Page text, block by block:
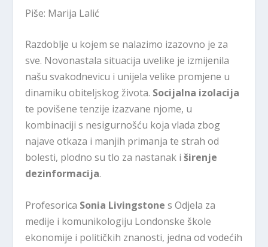
Piše: Marija Lalić
Razdoblje u kojem se nalazimo izazovno je za
sve. Novonastala situacija uvelike je izmijenila
našu svakodnevicu i unijela velike promjene u
dinamiku obiteljskog života. Socijalna izolacija
te povišene tenzije izazvane njome, u
kombinaciji s nesigurnošću koja vlada zbog
najave otkaza i manjih primanja te strah od
bolesti, plodno su tlo za nastanak iširenje
dezinformacija.
Profesorica Sonia Livingstones Odjela za
medije i komunikologiju Londonske škole
ekonomije i političkih znanosti, jedna od vodećih